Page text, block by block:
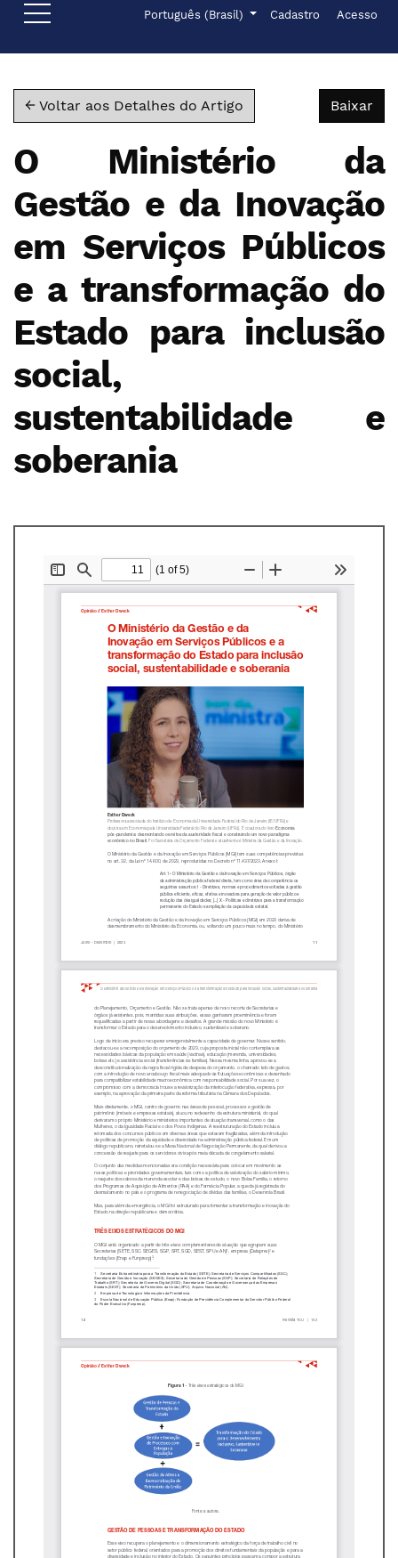
Ir para o menu de navegação principal
Ir para o conteúdo principal
Ir para o rodapé Idioma
Português (Brasil)
Menu de Cadastro Acesso
← Voltar aos Detalhes do Artigo Baixar
O Ministério da
Gestão e da Inovação
em Serviços Públicos
e a transformação do
Estado para inclusão
social,
sustentabilidade e
soberania